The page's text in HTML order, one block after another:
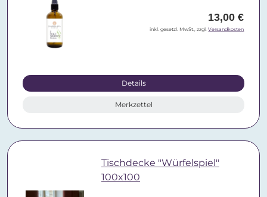
13,00 €
inkl. gesetzl. MwSt., zzgl.Versandkosten
Details
Merkzettel
Tischdecke "Würfelspiel"
100x100